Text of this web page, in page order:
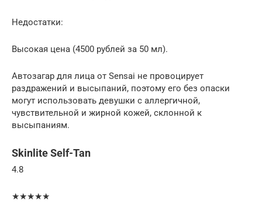
Недостатки:
Высокая цена (4500 рублей за 50 мл).
Автозагар для лица от Sensai не провоцирует
раздражений и высыпаний, поэтому его без опаски
могут использовать девушки с аллергичной,
чувствительной и жирной кожей, склонной к
высыпаниям.
Skinlite Self-Tan
4.8
★★★★★